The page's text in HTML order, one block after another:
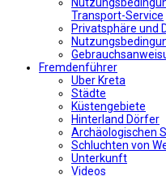
Transport-Service
Privatsphäre und
Fremdenführer
Uber Kreta
Städte
Küstengebiete
Hinterland Dörfer
Archäologischen
Schluchten von
Unterkunft
Videos